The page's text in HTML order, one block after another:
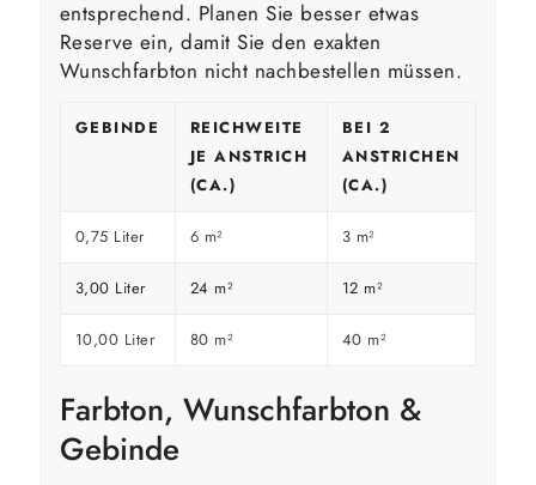
entsprechend. Planen Sie besser etwas
Reserve ein, damit Sie den exakten
Wunschfarbton nicht nachbestellen müssen.
GEBINDE
REICHWEITE
JE ANSTRICH
(CA.)
BEI 2
ANSTRICHEN
(CA.)
0,75 Liter 6 m² 3 m²
3,00 Liter 24 m² 12 m²
10,00 Liter 80 m² 40 m²
Farbton, Wunschfarbton &
Gebinde